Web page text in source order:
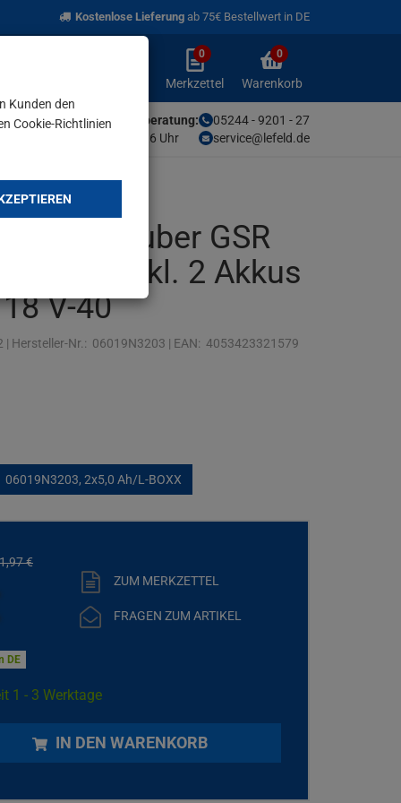
Kostenlose Lieferung ab 75€ Bestellwert in DE
Merkzettel
aufklappen
0
Merkzettel
Warenkorb
0
Warenkorb
05244 - 9201 - 27
service@lefeld.de
Unsere Fachberatung:
Mo-Fr von 9-16 Uhr
GSR
inkl. 2 Akkus
V-40
| Hersteller-Nr.: 06019N3203 | EAN: 4053423321579
06019N3203, 2x5,0 Ah/L-BOXX
97€
DE
ZUM MERKZETTEL
FRAGEN ZUM ARTIKEL
1 - 3 Werktage
IN DEN WARENKORB
Kunden den
Cookie-Richtlinien